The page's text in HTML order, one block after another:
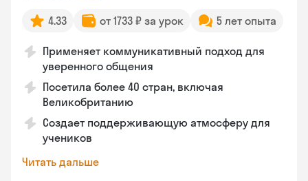
4.33 от 1733 ₽ за урок 5 лет опыта
Применяет коммуникативный подход для
уверенного общения
Посетила более 40 стран, включая
Великобританию
Создает поддерживающую атмосферу для
учеников
Читать дальше